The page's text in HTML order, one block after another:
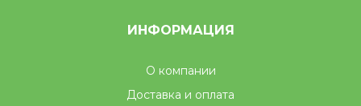
ИНФОРМАЦИЯ
О компании
Доставка и оплата